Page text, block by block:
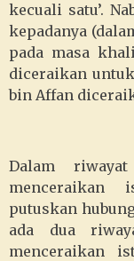
kecuali satu’.
kepadanya
pada masa
diceraikan
bin Affan
Dalam
menceraikan
putuskan
ada dua
menceraikan